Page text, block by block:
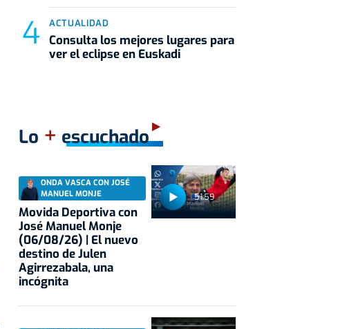
ACTUALIDAD
Consulta los mejores lugares para
ver el eclipse en Euskadi
Lo + escuchado
51:59
ONDA VASCA CON JOSÉ
MANUEL MONJE
Movida Deportiva con
José Manuel Monje
(06/08/26) | El nuevo
destino de Julen
Agirrezabala, una
incógnita